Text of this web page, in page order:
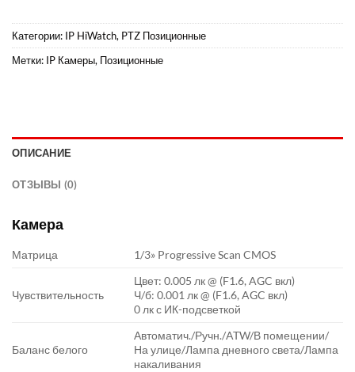
Категории: IP HiWatch, PTZ Позиционные
Метки: IP Камеры, Позиционные
ОПИСАНИЕ
ОТЗЫВЫ (0)
Камера
Матрица 1/3» Progressive Scan CMOS
Чувствительность
Цвет: 0.005 лк @ (F1.6, AGC вкл)
Ч/б: 0.001 лк @ (F1.6, AGC вкл)
0 лк с ИК-подсветкой
Баланс белого
Автоматич./Ручн./ATW/В помещении/
На улице/Лампа дневного света/Лампа
накаливания